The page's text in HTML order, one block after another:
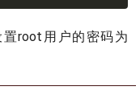
root用户的密码为